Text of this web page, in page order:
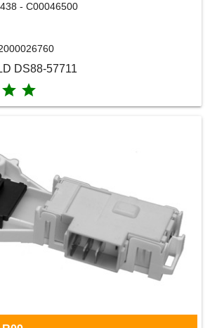
- C00046500
DS88-57711
grade grade